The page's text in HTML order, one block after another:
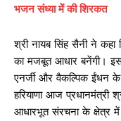
भजन संध्या में की शिरकत
श्री नायब सिंह सैनी ने कहा
का मजबूत आधार बनेंगी।
एनर्जी और वैकल्पिक ईंधन के
हरियाणा आज प्रधानमंत्री
आधारभूत संरचना के क्षेत्र